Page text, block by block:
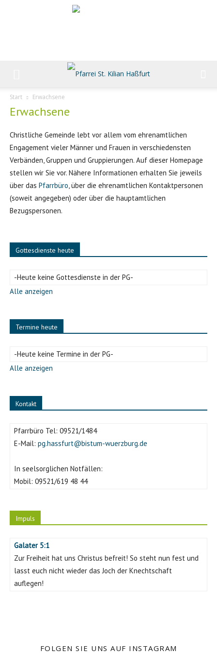
Start Erwachsene
Erwachsene
Christliche Gemeinde lebt vor allem vom ehrenamtlichen
Engagement vieler Männer und Frauen in verschiedensten
Verbänden, Gruppen und Gruppierungen. Auf dieser Homepage
stellen wir Sie vor. Nähere Informationen erhalten Sie jeweils
über das Pfarrbüro, über die ehrenamtlichen Kontaktpersonen
(soweit angegeben) oder über die hauptamtlichen
Bezugspersonen.
Gottesdienste heute
-Heute keine Gottesdienste in der PG-
Alle anzeigen
Termine heute
-Heute keine Termine in der PG-
Alle anzeigen
Kontakt
Pfarrbüro Tel: 09521/1484
E-Mail: pg.hassfurt@bistum-wuerzburg.de
In seelsorglichen Notfällen:
Mobil: 09521/619 48 44
Impuls
Galater 5:1
Zur Freiheit hat uns Christus befreit! So steht nun fest und
lasst euch nicht wieder das Joch der Knechtschaft
auflegen!
FOLGEN SIE UNS AUF INSTAGRAM